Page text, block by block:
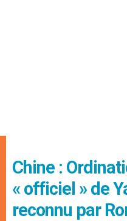
Chine :
« officiel » de
reconnu par